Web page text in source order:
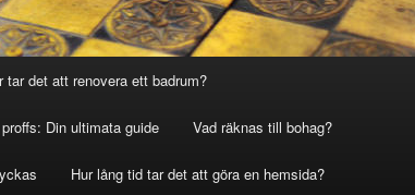
tar det att renovera ett badrum?
Din ultimata guide Vad räknas till bohag?
Hur lång tid tar det att göra en hemsida?